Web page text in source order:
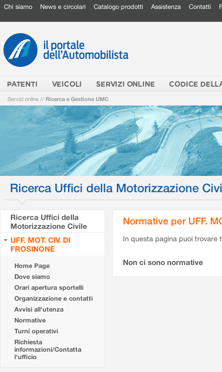
Chi siamo News e circolari Catalogo prodotti Assistenza Contatti
PATENTI VEICOLI SERVIZI ONLINE CODICE
Servizi online // Ricerca e Gestione UMC
Ricerca Uffici della Motorizzazione
Ricerca Uffici della
Motorizzazione Civile
UFF. MOT. CIV. DI
FROSINONE
Home Page
Dove siamo
Orari apertura sportelli
Organizzazione e contatti
Avvisi all'utenza
Normative
Turni operativi
Richiesta
informazioni/Contatta
l'ufficio
Normative per UFF.
In questa pagina puoi
Non ci sono normative